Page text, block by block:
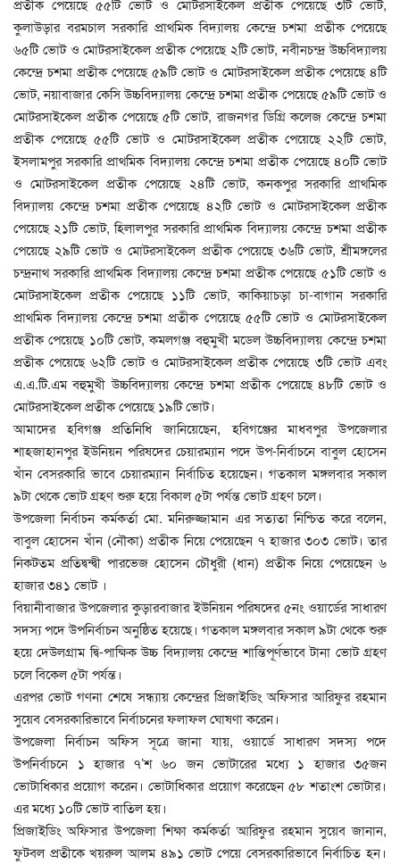
প্রতীক পেয়েছে ৫৫টি ভোট ও মোটরসাইকেল প্রতীক পেয়েছে ৩টি ভোট,
কুলাউড়ার বরমচাল সরকারি প্রাথমিক বিদ্যালয় কেন্দ্রে চশমা প্রতীক পেয়েছে
৬৫টি ভোট ও মোটরসাইকেল প্রতীক পেয়েছে ২টি ভোট, নবীনচন্দ্র উচ্চবিদ্যালয়
কেন্দ্রে চশমা প্রতীক পেয়েছে ৫৯টি ভোট ও মোটরসাইকেল প্রতীক পেয়েছে ৪টি
ভোট, নয়াবাজার কেসি উচ্চবিদ্যালয় কেন্দ্রে চশমা প্রতীক পেয়েছে ৫৯টি ভোট ও
মোটরসাইকেল প্রতীক পেয়েছে ৫টি ভোট, রাজনগর ডিগ্রি কলেজ কেন্দ্রে চশমা
প্রতীক পেয়েছে ৫৫টি ভোট ও মোটরসাইকেল প্রতীক পেয়েছে ২২টি ভোট,
ইসলামপুর সরকারি প্রাথমিক বিদ্যালয় কেন্দ্রে চশমা প্রতীক পেয়েছে ৪০টি ভোট
ও মোটরসাইকেল প্রতীক পেয়েছে ২৪টি ভোট, কনকপুর সরকারি প্রাথমিক
বিদ্যালয় কেন্দ্রে চশমা প্রতীক পেয়েছে ৪২টি ভোট ও মোটরসাইকেল প্রতীক
পেয়েছে ২১টি ভোট, হিলালপুর সরকারি প্রাথমিক বিদ্যালয় কেন্দ্রে চশমা প্রতীক
পেয়েছে ২৯টি ভোট ও মোটরসাইকেল প্রতীক পেয়েছে ৩৬টি ভোট, শ্রীমঙ্গলের
চন্দ্রনাথ সরকারি প্রাথমিক বিদ্যালয় কেন্দ্রে চশমা প্রতীক পেয়েছে ৫১টি ভোট ও
মোটরসাইকেল প্রতীক পেয়েছে ১১টি ভোট, কাকিয়াচড়া চা-বাগান সরকারি
প্রাথমিক বিদ্যালয় কেন্দ্রে চশমা প্রতীক পেয়েছে ৫৫টি ভোট ও মোটরসাইকেল
প্রতীক পেয়েছে ১০টি ভোট, কমলগঞ্জ বহুমুখী মডেল উচ্চবিদ্যালয় কেন্দ্রে চশমা
প্রতীক পেয়েছে ৬২টি ভোট ও মোটরসাইকেল প্রতীক পেয়েছে ৩টি ভোট এবং
এ.এ.টি.এম বহুমুখী উচ্চবিদ্যালয় কেন্দ্রে চশমা প্রতীক পেয়েছে ৪৮টি ভোট ও
মোটরসাইকেল প্রতীক পেয়েছে ১৯টি ভোট।
আমাদের হবিগঞ্জ প্রতিনিধি জানিয়েছেন, হবিগঞ্জের মাধবপুর উপজেলার
শাহজাহানপুর ইউনিয়ন পরিষদের চেয়ারম্যান পদে উপ-নির্বাচনে বাবুল হোসেন
খাঁন বেসরকারি ভাবে চেয়ারম্যান নির্বাচিত হয়েছেন। গতকাল মঙ্গলবার সকাল
৯টা থেকে ভোট গ্রহণ শুরু হয়ে বিকাল ৫টা পর্যন্ত ভোট গ্রহণ চলে।
উপজেলা নির্বাচন কর্মকর্তা মো. মনিরুজ্জামান এর সত্যতা নিশ্চিত করে বলেন,
বাবুল হোসেন খাঁন (নৌকা) প্রতীক নিয়ে পেয়েছেন ৭ হাজার ৩০৩ ভোট। তার
নিকটতম প্রতিদ্বন্দ্বী পারভেজ হোসেন চৌধুরী (ধান) প্রতীক নিয়ে পেয়েছেন ৬
হাজার ৩৪১ ভোট ।
বিয়ানীবাজার উপজেলার কুড়ারবাজার ইউনিয়ন পরিষদের ৫নং ওয়ার্ডের সাধারণ
সদস্য পদে উপনির্বাচন অনুষ্ঠিত হয়েছে। গতকাল মঙ্গলবার সকাল ৯টা থেকে শুরু
হয়ে দেউলগ্রাম দ্বি-পাক্ষিক উচ্চ বিদ্যালয় কেন্দ্রে শান্তিপূর্ণভাবে টানা ভোট গ্রহণ
চলে বিকেল ৫টা পর্যন্ত।
এরপর ভোট গণনা শেষে সন্ধ্যায় কেন্দ্রের প্রিজাইডিং অফিসার আরিফুর রহমান
সুয়েব বেসরকারিভাবে নির্বাচনের ফলাফল ঘোষণা করেন।
উপজেলা নির্বাচন অফিস সূত্রে জানা যায়, ওয়ার্ডে সাধারণ সদস্য পদে
উপনির্বাচনে ১ হাজার ৭’শ ৬০ জন ভোটারের মধ্যে ১ হাজার ৩৫জন
ভোটাধিকার প্রয়োগ করেন। ভোটাধিকার প্রয়োগ করেছেন ৫৮ শতাংশ ভোটার।
এর মধ্যে ১০টি ভোট বাতিল হয়।
প্রিজাইডিং অফিসার উপজেলা শিক্ষা কর্মকর্তা আরিফুর রহমান সুয়েব জানান,
ফুটবল প্রতীকে খয়রুল আলম ৪৯১ ভোট পেয়ে বেসরকারিভাবে নির্বাচিত হন।